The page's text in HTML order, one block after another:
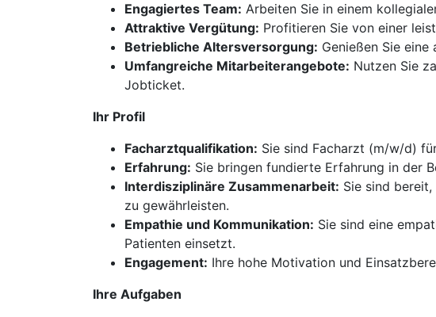
Engagiertes Team: Arbeiten Sie in einem
Attraktive Vergütung: Profitieren Sie von einer
Betriebliche Altersversorgung: Genießen Sie
Umfangreiche Mitarbeiterangebote: Nutzen Sie
Jobticket.
Ihr Profil
Facharztqualifikation: Sie sind Facharzt (m/w/d)
Erfahrung: Sie bringen fundierte Erfahrung in der
Interdisziplinäre Zusammenarbeit: Sie sind
zu gewährleisten.
Empathie und Kommunikation: Sie sind eine
Patienten einsetzt.
Engagement: Ihre hohe Motivation und
Ihre Aufgaben